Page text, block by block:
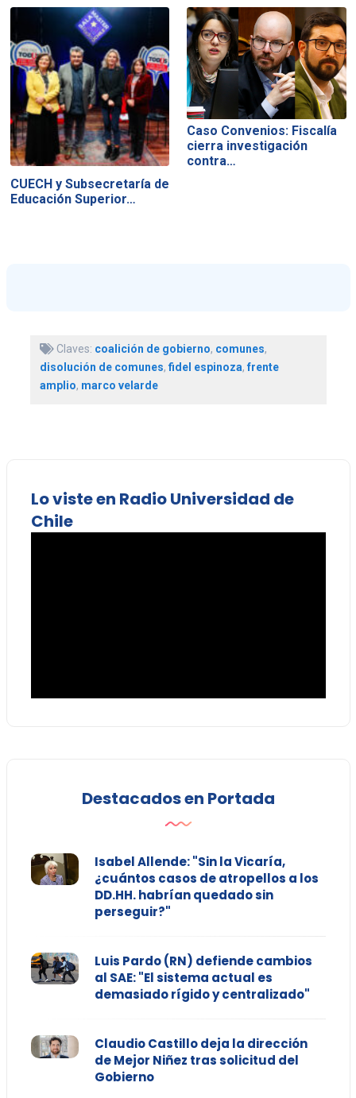
CUECH y Subsecretaría de
Educación Superior…
Caso Convenios: Fiscalía
cierra investigación
contra…
Claves: coalición de gobierno, comunes,
disolución de comunes, fidel espinoza,frente
amplio, marco velarde
Lo viste en Radio Universidad de
Chile
Destacados en Portada
Isabel Allende: "Sin la Vicaría,
¿cuántos casos de atropellos a los
DD.HH. habrían quedado sin
perseguir?"
Luis Pardo (RN) defiende cambios
al SAE: "El sistema actual es
demasiado rígido y centralizado"
Claudio Castillo deja la dirección
de Mejor Niñez tras solicitud del
Gobierno